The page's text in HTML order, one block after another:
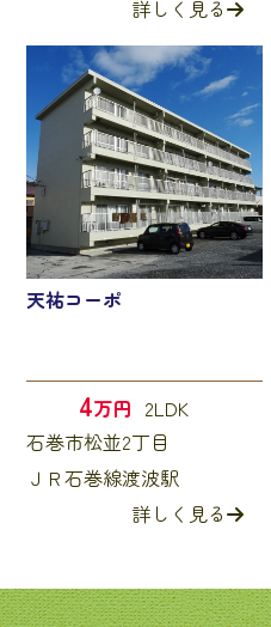
詳しく見る
天祐コーポ
4万円 2LDK
石巻市松並2丁目
ＪＲ石巻線渡波駅
詳しく見る